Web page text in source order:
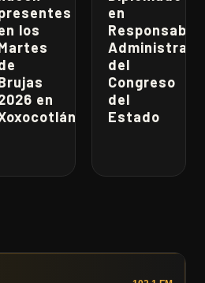
los
en
en
del
Congreso
del
Estado